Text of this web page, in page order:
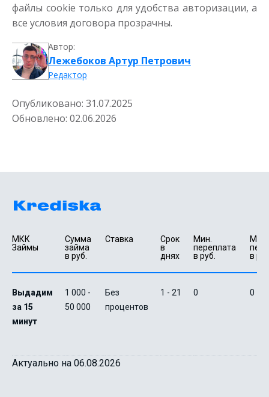
файлы cookie только для удобства авторизации, а
все условия договора прозрачны.
Автор:
Лежебоков Артур Петрович
Редактор
Опубликовано: 31.07.2025
Обновлено: 02.06.2026
МКК
Займы
Сумма
займа
в руб.
Ставка
Срок
в
днях
Мин.
переплата
в руб.
в
Выдадим
за 15
минут
1 000 -
50 000
Без
процентов
1 - 21 0 0
Актуально на 06.08.2026